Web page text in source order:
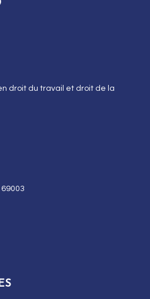
droit du travail et droit de la